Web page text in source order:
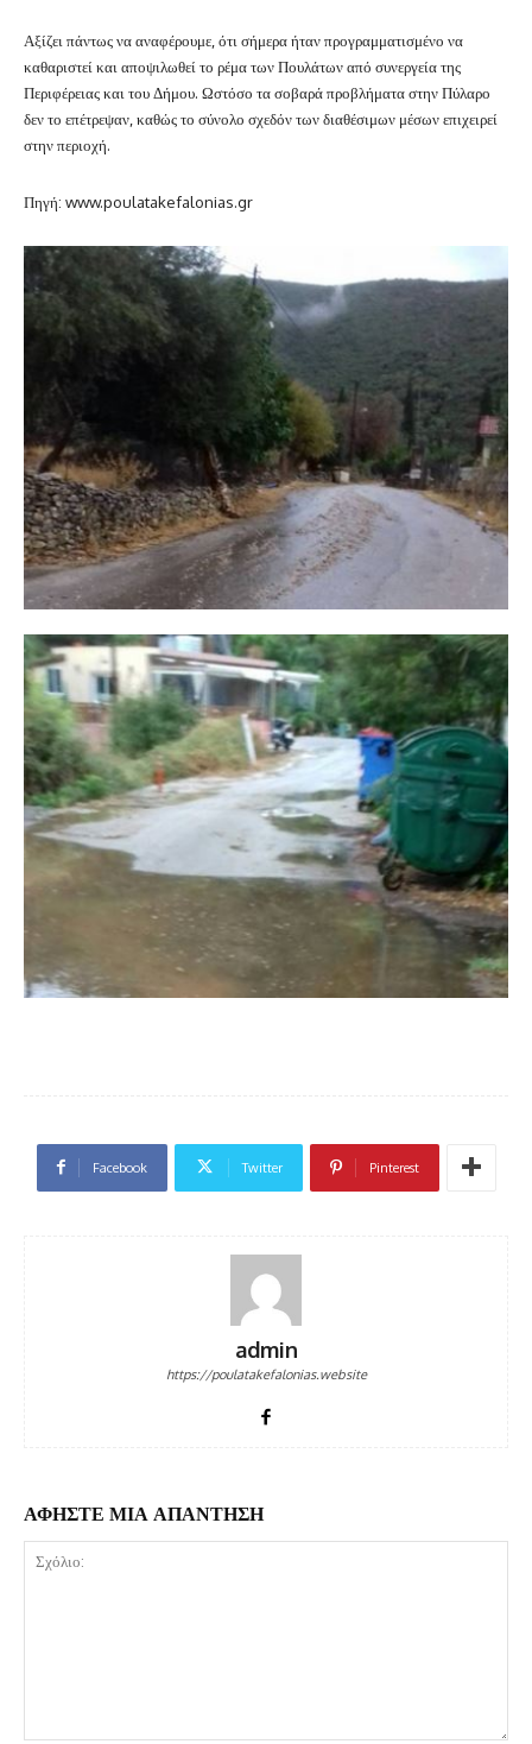
Αξίζει πάντως να αναφέρουμε, ότι σήμερα ήταν προγραμματισμένο να
καθαριστεί και αποψιλωθεί το ρέμα των Πουλάτων από συνεργεία της
Περιφέρειας και του Δήμου. Ωστόσο τα σοβαρά προβλήματα στην Πύλαρο
δεν το επέτρεψαν, καθώς το σύνολο σχεδόν των διαθέσιμων μέσων επιχειρεί
στην περιοχή.
Πηγή: www.poulatakefalonias.gr
Facebook Twitter Pinterest
admin
https://poulatakefalonias.website
ΑΦΗΣΤΕ ΜΙΑ ΑΠΑΝΤΗΣΗ